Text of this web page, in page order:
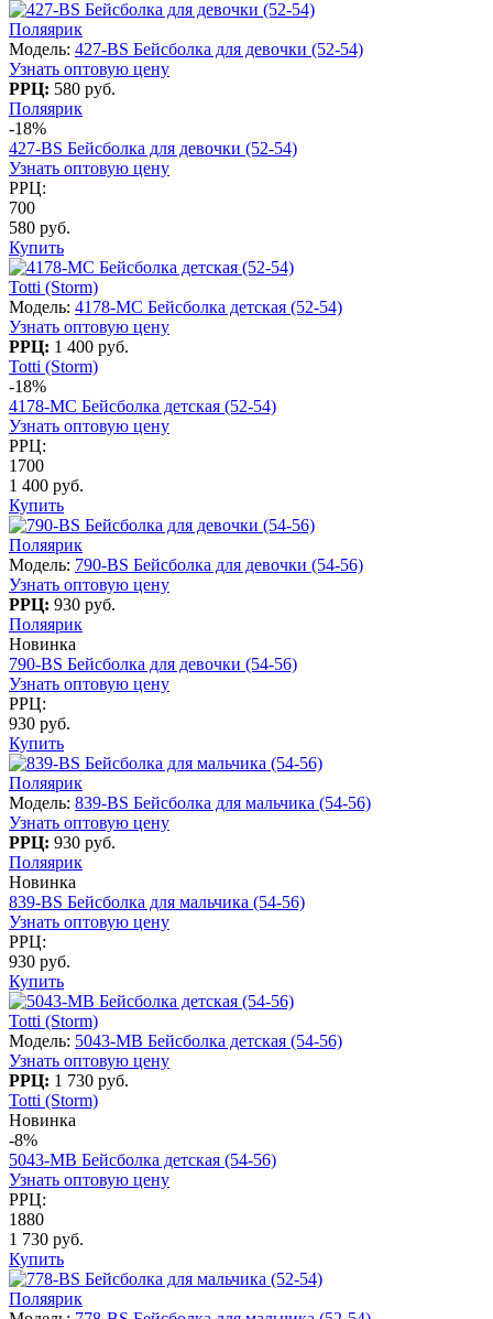
Поляярик
Модель: 427-BS Бейсболка для девочки (52-54)
Узнать оптовую цену
РРЦ: 580 руб.
Поляярик
-18%
427-BS Бейсболка для девочки (52-54)
Узнать оптовую цену
РРЦ:
700
580 руб.
Купить
Totti (Storm)
Модель: 4178-МC Бейсболка детская (52-54)
Узнать оптовую цену
РРЦ: 1 400 руб.
Totti (Storm)
-18%
4178-МC Бейсболка детская (52-54)
Узнать оптовую цену
РРЦ:
1700
1 400 руб.
Купить
Поляярик
Модель: 790-BS Бейсболка для девочки (54-56)
Узнать оптовую цену
РРЦ: 930 руб.
Поляярик
Новинка
790-BS Бейсболка для девочки (54-56)
Узнать оптовую цену
РРЦ:
930 руб.
Купить
Поляярик
Модель: 839-BS Бейсболка для мальчика (54-56)
Узнать оптовую цену
РРЦ: 930 руб.
Поляярик
Новинка
839-BS Бейсболка для мальчика (54-56)
Узнать оптовую цену
РРЦ:
930 руб.
Купить
Totti (Storm)
Модель: 5043-МВ Бейсболка детская (54-56)
Узнать оптовую цену
РРЦ: 1 730 руб.
Totti (Storm)
Новинка
-8%
5043-МВ Бейсболка детская (54-56)
Узнать оптовую цену
РРЦ:
1880
1 730 руб.
Купить
Поляярик